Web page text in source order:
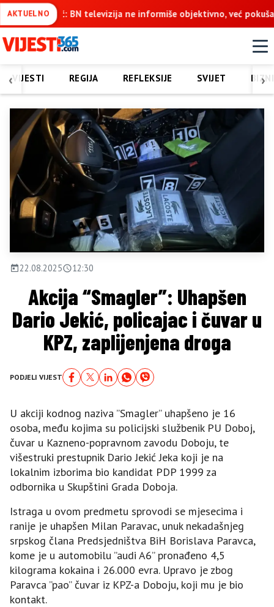
AKTUELNO
ne informiše objektivno, već pokušava da ospori vodovod na
‹ ›
VIJESTI REGIJA REFLEKSIJE SVIJET
22.08.2025 12:30
Akcija “Smagler”: Uhapšen
Dario Jekić, policajac i čuvar u
KPZ, zaplijenjena droga
PODJELI VIJEST
U akciji kodnog naziva ”Smagler” uhapšeno je 16
osoba, među kojima su policijski službenik PU Doboj,
čuvar u Kazneno-popravnom zavodu Doboju, te
višestruki prestupnik Dario Jekić Jeka koji je na
lokalnim izborima bio kandidat PDP 1999 za
odbornika u Skupštini Grada Doboja.
Istraga u ovom predmetu sprovodi se mjesecima i
ranije je uhapšen Milan Paravac, unuk nekadašnjeg
srpskog člana Predsjedništva BiH Borislava Paravca,
kome je u automobilu ”audi A6” pronađeno 4,5
kilograma kokaina i 26.000 evra. Upravo je zbog
Paravca ”pao” čuvar iz KPZ-a Doboju, koji mu je bio
kontakt.